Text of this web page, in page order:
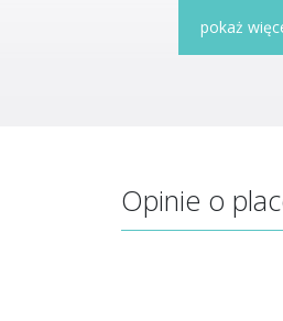
pokaż
Opinie o